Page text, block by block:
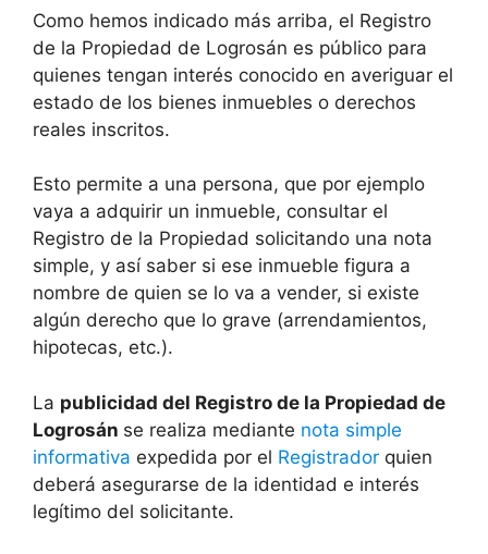
Como hemos indicado más arriba, el Registro
de la Propiedad de Logrosán es público para
quienes tengan interés conocido en averiguar el
estado de los bienes inmuebles o derechos
reales inscritos.
Esto permite a una persona, que por ejemplo
vaya a adquirir un inmueble, consultar el
Registro de la Propiedad solicitando una nota
simple, y así saber si ese inmueble figura a
nombre de quien se lo va a vender, si existe
algún derecho que lo grave (arrendamientos,
hipotecas, etc.).
La publicidad del Registro de la Propiedad de
Logrosán se realiza mediante nota simple
informativa expedida por el Registrador quien
deberá asegurarse de la identidad e interés
legítimo del solicitante.